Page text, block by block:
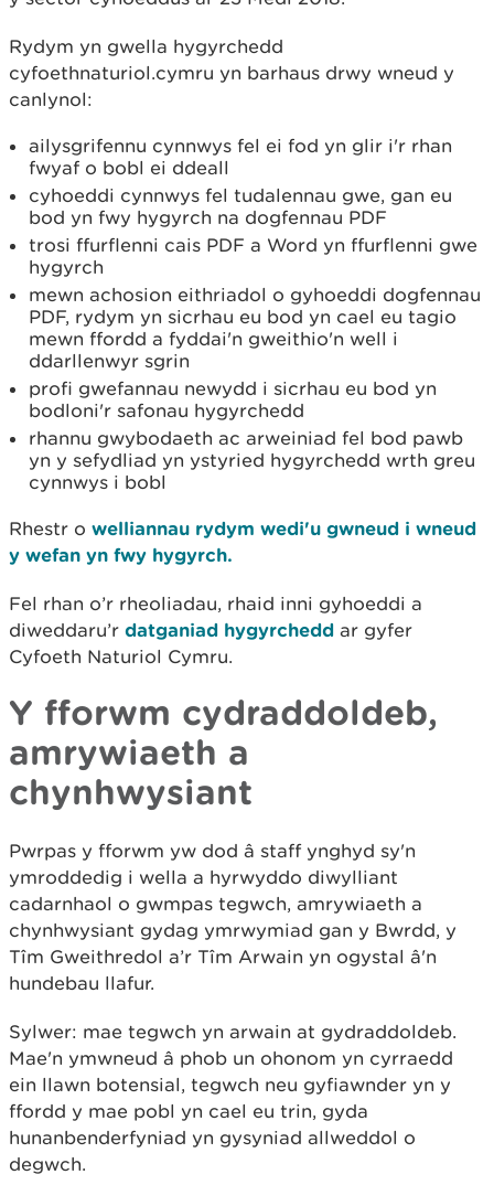
Rydym yn gwella hygyrchedd
cyfoethnaturiol.cymru yn barhaus drwy wneud y
canlynol:
ailysgrifennu cynnwys fel ei fod yn glir i'r rhan
fwyaf o bobl ei ddeall
cyhoeddi cynnwys fel tudalennau gwe, gan eu
bod yn fwy hygyrch na dogfennau PDF
trosi ffurflenni cais PDF a Word yn ffurflenni gwe
hygyrch
mewn achosion eithriadol o gyhoeddi dogfennau
PDF, rydym yn sicrhau eu bod yn cael eu tagio
mewn ffordd a fyddai'n gweithio'n well i
ddarllenwyr sgrin
profi gwefannau newydd i sicrhau eu bod yn
bodloni'r safonau hygyrchedd
rhannu gwybodaeth ac arweiniad fel bod pawb
yn y sefydliad yn ystyried hygyrchedd wrth greu
cynnwys i bobl
Rhestr o welliannau rydym wedi'u gwneud i wneud
y wefan yn fwy hygyrch.
Fel rhan o’r rheoliadau, rhaid inni gyhoeddi a
diweddaru’r datganiad hygyrchedd ar gyfer
Cyfoeth Naturiol Cymru.
Y fforwm cydraddoldeb,
amrywiaeth a
chynhwysiant
Pwrpas y fforwm yw dod â staff ynghyd sy'n
ymroddedig i wella a hyrwyddo diwylliant
cadarnhaol o gwmpas tegwch, amrywiaeth a
chynhwysiant gydag ymrwymiad gan y Bwrdd, y
Tîm Gweithredol a’r Tîm Arwain yn ogystal â'n
hundebau llafur.
Sylwer: mae tegwch yn arwain at gydraddoldeb.
Mae'n ymwneud â phob un ohonom yn cyrraedd
ein llawn botensial, tegwch neu gyfiawnder yn y
ffordd y mae pobl yn cael eu trin, gyda
hunanbenderfyniad yn gysyniad allweddol o
degwch.